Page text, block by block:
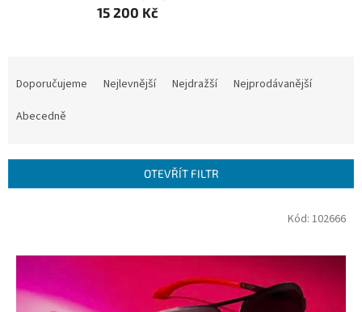
15 200 Kč
r
Doporučujeme Nejlevnější Nejdražší
Nejprodávanější
Abecedně
OTEVŘÍT FILTR
p
Kód: 102666